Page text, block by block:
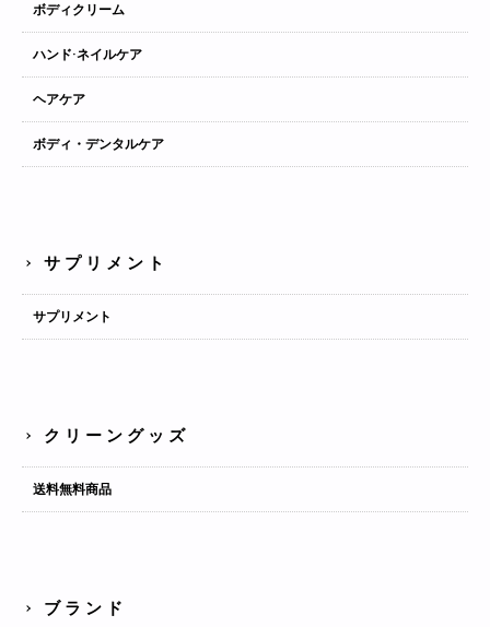
ボディクリーム
ハンド·ネイルケア
ヘアケア
ボディ・デンタルケア
サプリメント
サプリメント
クリーングッズ
送料無料商品
ブランド